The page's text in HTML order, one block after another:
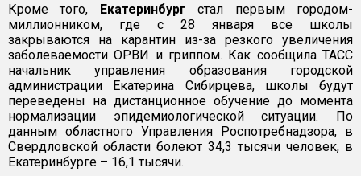
Кроме того, Екатеринбург стал первым городом-
миллионником, где с 28 января все школы
закрываются на карантин из-за резкого увеличения
заболеваемости ОРВИ и гриппом. Как сообщила ТАСС
начальник управления образования городской
администрации Екатерина Сибирцева, школы будут
переведены на дистанционное обучение до момента
нормализации эпидемиологической ситуации. По
данным областного Управления Роспотребнадзора, в
Свердловской области болеют 34,3 тысячи человек, в
Екатеринбурге – 16,1 тысячи.